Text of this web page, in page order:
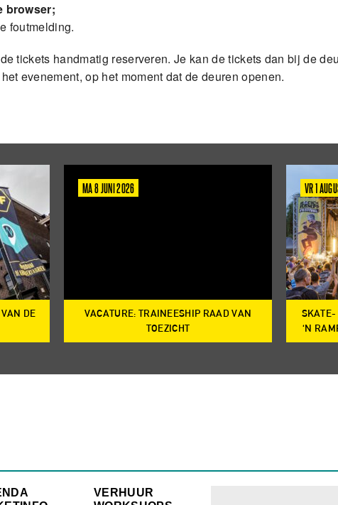
browser;
foutmelding.
tickets handmatig reserveren. Je kan de tickets dan bij de
evenement, op het moment dat de deuren openen.
DE
MA 8 JUNI 2026
VACATURE: TRAINEESHIP RAAD VAN
TOEZICHT
VR 1
SKATE-
‘N
VERHUUR